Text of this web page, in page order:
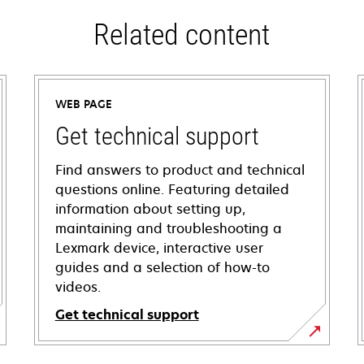
Related content
WEB PAGE
Get technical support
Find answers to product and technical
questions online. Featuring detailed
information about setting up,
maintaining and troubleshooting a
Lexmark device, interactive user
guides and a selection of how-to
videos.
Get technical support
opens